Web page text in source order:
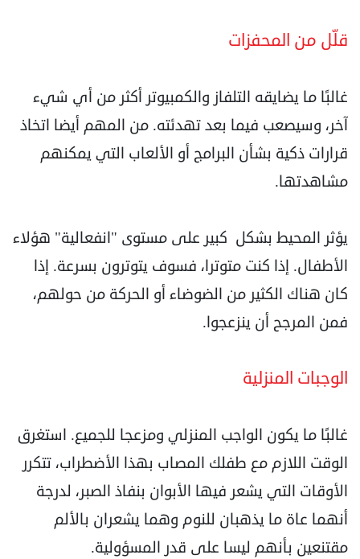
قلّل من المحفزات
غالبًا ما يضايقه التلفاز والكمبيوتر أكثر من أي شيء
آخر، وسيصعب فيما بعد تهدئته. من المهم أيضا اتخاذ
قرارات ذكية بشأن البرامج أو الألعاب التي يمكنهم
مشاهدتها.
يؤثر المحيط بشكل كبير على مستوى "انفعالية" هؤلاء
الأطفال. إذا كنت متوترا، فسوف يتوترون بسرعة. إذا
كان هناك الكثير من الضوضاء أو الحركة من حولهم،
فمن المرجح أن ينزعجوا.
الوجبات المنزلية
غالبًا ما يكون الواجب المنزلي ومزعجا للجميع. استغرق
الوقت اللازم مع طفلك المصاب بهذا الأضطراب، تتكرر
الأوقات التي يشعر فيها الأبوان بنفاذ الصبر، لدرجة
أنهما عاة ما يذهبان للنوم وهما يشعران بالألم
مقتنعين بأنهم ليسا على قدر المسؤولية.